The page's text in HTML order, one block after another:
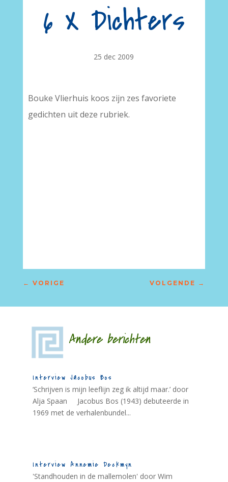
6 X Dichters
25 dec 2009
Bouke Vlierhuis koos zijn zes favoriete
gedichten uit deze rubriek.
← VORIGE VOLGENDE →
Andere berichten
Interview Jacobus Bos
‘Schrijven is mijn leeflijn zeg ik altijd maar.’ door
Alja Spaan Jacobus Bos (1943) debuteerde in
1969 met de verhalenbundel...
Interview Annemie Deckmyn
'Standhouden in de mallemolen' door Wim